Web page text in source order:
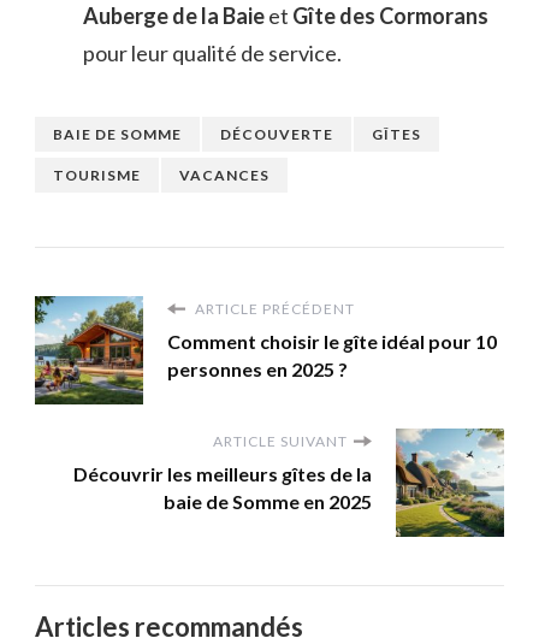
Auberge de la Baieet Gîte des Cormorans
pour leur qualité de service.
BAIE DE SOMME DÉCOUVERTE GÎTES
TOURISME VACANCES
ARTICLE PRÉCÉDENT
Comment choisir le gîte idéal pour 10
personnes en 2025 ?
ARTICLE SUIVANT
Découvrir les meilleurs gîtes de la
baie de Somme en 2025
Articles recommandés